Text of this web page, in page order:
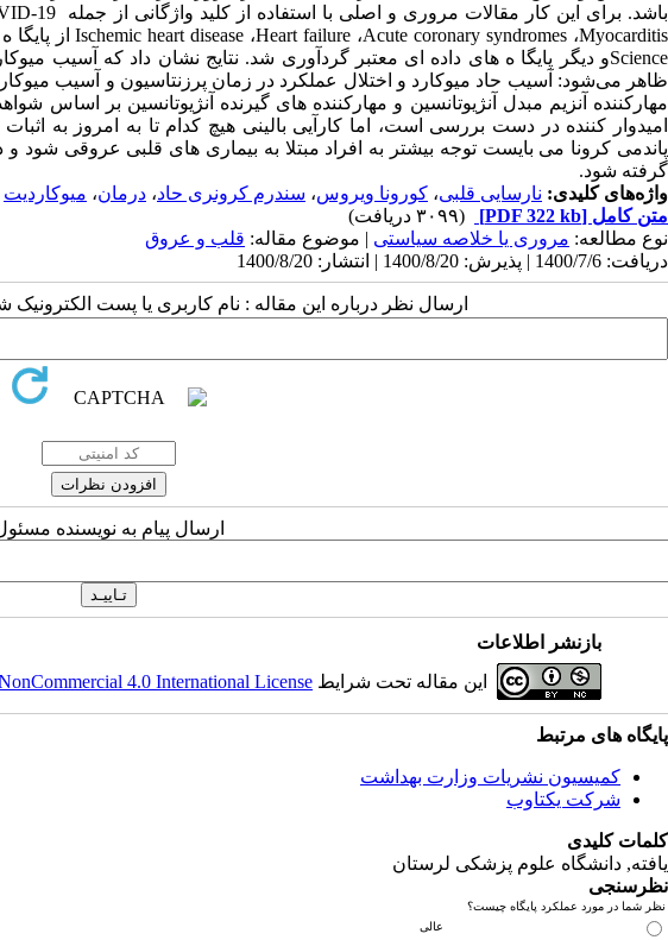
باشد. برای این کار مقالات مروری و اصلی با استفاده از کلید واژگانی از جمله
19
Myocarditis، Acute coronary syndromes، Heart failure، Ischemic heart diseaseاز پایگا
Science
ظاهر می‌شود: آسیب حاد میوکارد و اختلال عملکرد در زمان پرزنتاسیون و آسیب
مهارکننده آنزیم مبدل آنژیوتانسین و مهارکننده های گیرنده آنژیوتانسین بر اساس
امیدوار کننده در دست بررسی است، اما کارآیی بالینی هیچ کدام تا به امروز به
پاندمی کرونا می بایست توجه بیشتر به افراد مبتلا به بیماری های قلبی عروقی شود
گرفته شود.
واژه‌های کلیدی: نارسایی قلبی، کورونا ویروس، سندرم کرونری حاد، درمان، میوکاردیت
متن کامل [PDF 322 kb]
(۳۰۹۹ دریافت)
نوع مطالعه: مروری یا خلاصه سیاستی | موضوع مقاله: قلب و عروق
دریافت: 1400/7/6 | پذیرش: 1400/8/20 | انتشار: 1400/8/20
ارسال نظر درباره این مقاله : نام کاربری یا پست الکترونیک
ارسال پیام به نویسنده
بازنشر اطلاعات
این مقاله تحت شرایط 4.0 International License
پایگاه های مرتبط
کمیسیون نشریات وزارت بهداشت
شرکت یکتاوب
کلمات کلیدی
یافته, دانشگاه علوم پزشکی لرستان
نظرسنجی
نظر شما در مورد عملکرد پایگاه چیست؟
عالی